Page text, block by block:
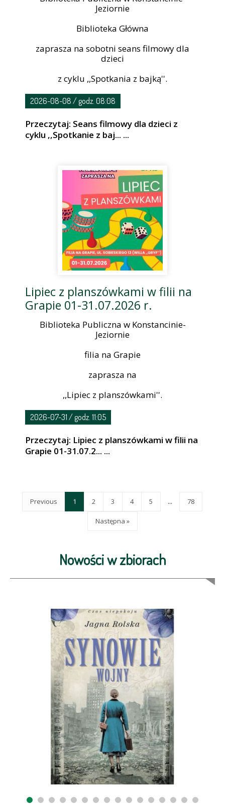
Jeziornie
Biblioteka Główna
zaprasza na sobotni seans filmowy dla
dzieci
z cyklu ,,Spotkania z bajką''.
2026-08-08 / godz. 08:08
Przeczytaj: Seans filmowy dla dzieci z
cyklu ,,Spotkanie z baj... ...
Lipiec z planszówkami w filii na
Grapie 01-31.07.2026 r.
Biblioteka Publiczna w Konstancinie-
Jeziornie
filia na Grapie
zaprasza na
,,Lipiec z planszówkami''.
2026-07-31 / godz. 11:05
Przeczytaj: Lipiec z planszówkami w filii na
Grapie 01-31.07.2... ...
Previous 1 2 3 4 5 ... 78
Następna »
Nowości w zbiorach